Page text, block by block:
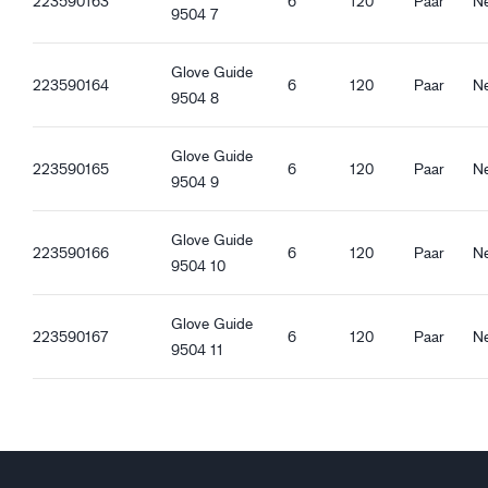
DMF-frei
Lebensmittelzulassung für alle Arten von Lebensmitteln
Ergonomische Eigenschaften
Eng anliegende Passform
Öldicht
Touchscreen-tauglich
Guter Trockengriff
Guter Ölgriff
9504 7
223590164
Glove Guide
9504 8
6 120 Paar
223590165
Glove Guide
9504 9
6 120 Paar
223590166
Glove Guide
9504 10
6 120 Paar
223590167
Glove Guide
9504 11
6 120 Paar